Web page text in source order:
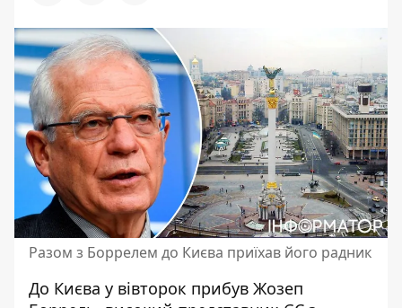
Разом з Боррелем до Києва приїхав його радник
До Києва у вівторок прибув Жозеп